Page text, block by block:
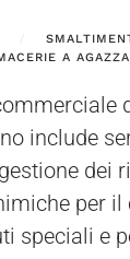
A
include
dei
per il
speciali e